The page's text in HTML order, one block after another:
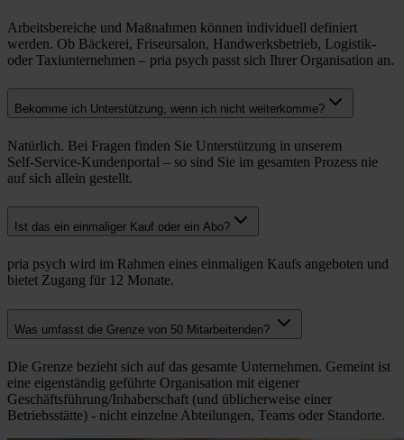
Arbeitsbereiche und Maßnahmen können individuell definiert
werden. Ob Bäckerei, Friseursalon, Handwerksbetrieb, Logistik-
oder Taxiunternehmen – pria psych passt sich Ihrer Organisation an.
Bekomme ich Unterstützung, wenn ich nicht weiterkomme?
Natürlich. Bei Fragen finden Sie Unterstützung in unserem
Self‑Service‑Kundenportal – so sind Sie im gesamten Prozess nie
auf sich allein gestellt.
Ist das ein einmaliger Kauf oder ein Abo?
pria psych wird im Rahmen eines einmaligen Kaufs angeboten und
bietet Zugang für 12 Monate.
Was umfasst die Grenze von 50 Mitarbeitenden?
Die Grenze bezieht sich auf das gesamte Unternehmen. Gemeint ist
eine eigenständig geführte Organisation mit eigener
Geschäftsführung/Inhaberschaft (und üblicherweise einer
Betriebsstätte) - nicht einzelne Abteilungen, Teams oder Standorte.